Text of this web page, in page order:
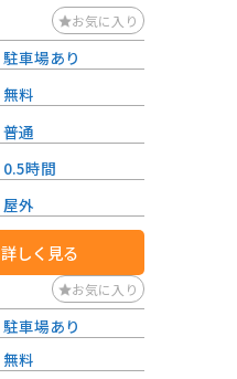
お気に入り
駐車場あり
無料
普通
0.5時間
屋外
詳しく見る
お気に入り
駐車場あり
無料